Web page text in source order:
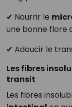
✔ Nourrir le
une bonne flore
✔ Adoucir le
Les fibres
transit
Les fibres